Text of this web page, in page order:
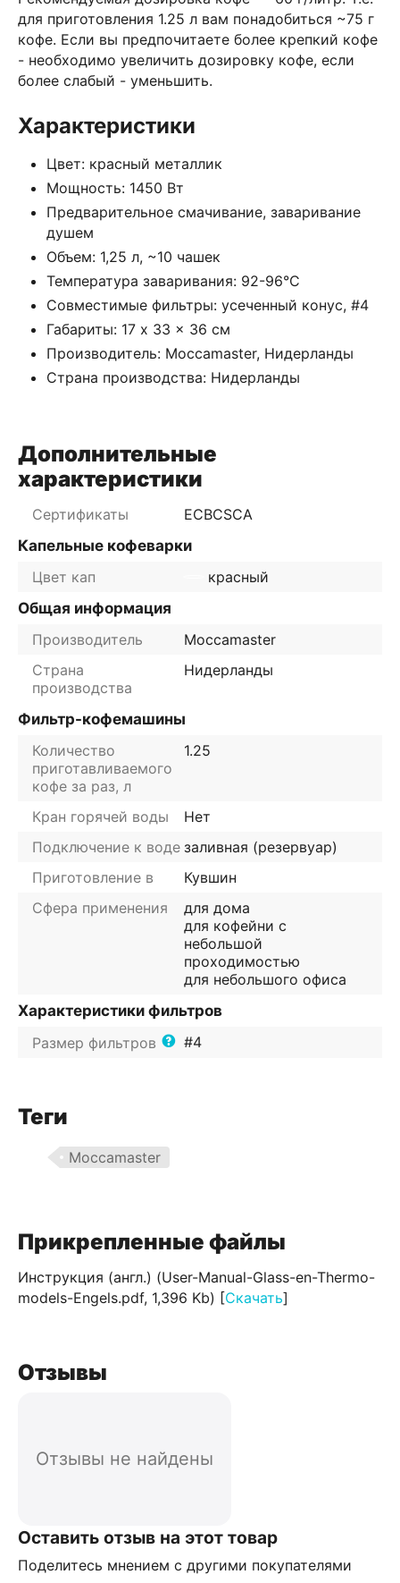
для приготовления 1.25 л вам понадобиться ~75 г
кофе. Если вы предпочитаете более крепкий кофе
- необходимо увеличить дозировку кофе, если
более слабый - уменьшить.
Характеристики
Цвет: красный металлик
Мощность: 1450 Вт
Предварительное смачивание, заваривание
душем
Объем: 1,25 л, ~10 чашек
Температура заваривания: 92-96°C
Совместимые фильтры: усеченный конус, #4
Габариты: 17 x 33 x 36 см
Производитель: Moccamaster, Нидерланды
Страна производства: Нидерланды
Дополнительные
характеристики
Сертификаты ECBCSCA
Капельные кофеварки
Цвет кап
красный
Общая информация
Производитель
Moccamaster
Страна
производства
Нидерланды
Фильтр-кофемашины
Количество
приготавливаемого
кофе за раз, л
1.25
Кран горячей воды
Нет
Подключение к воде заливная (резервуар)
Приготовление в
Кувшин
Сфера применения
для дома
для кофейни с
небольшой
проходимостью
для небольшого офиса
Характеристики фильтров
Размер фильтров
#4
Теги
Moccamaster
Прикрепленные файлы
Инструкция (англ.) (User-Manual-Glass-en-Thermo-
models-Engels.pdf, 1,396 Kb) [Скачать]
Отзывы
Отзывы не найдены
Оставить отзыв на этот товар
Поделитесь мнением с другими покупателями